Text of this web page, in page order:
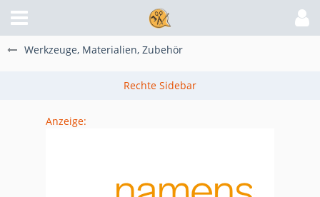
Werkzeuge, Materialien, Zubehör
Anzeige: